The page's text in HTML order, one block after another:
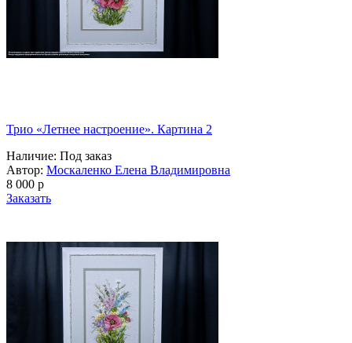
Трио «Летнее настроение». Картина 2
Наличие: Под заказ
Автор: Москаленко Елена Владимировна
8 000 p
Заказать